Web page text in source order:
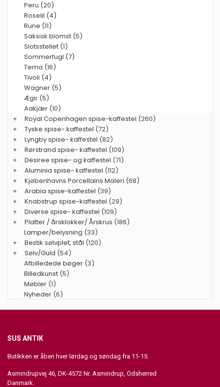
Peru (20)
Roselil (4)
Rune (11)
Saksisk blomst (5)
Slotsstellet (1)
Sommerfugl (7)
Tema (16)
Tivoli (4)
Wagner (5)
Ægir (5)
Aakjær (10)
+
Royal Copenhagen spise-kaffestel (260)
+
Tyske spise- kaffestel (72)
+
Lyngby spise- kaffestel (82)
+
Rørstrand spise- kaffestel (109)
+
Desiree spise- og kaffestel (71)
+
Aluminia spise- kaffestel (112)
+
Kjøbenhavns Porcellains Maleri (68)
+
Arabia spise-kaffestel (39)
+
Knabstrup spise-kaffestel (29)
+
Diverse spise- kaffestel (109)
+
Platter / årsklokker/ Årskrus (186)
Lamper/belysning (33)
+
Bestik sølvplet, stål (120)
+
Sølv/Guld (54)
Afbilledede bøger (3)
Billedkunst (5)
Møbler (1)
Nyheder (6)
SUS ANTIK
Butikken er åben hver lørdag og søndag fra 11-15.
Asmindrupvej 46, DK-4572 Nr. Asmindrup, Odsherred
Danmark.